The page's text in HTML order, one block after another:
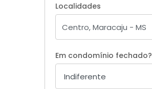
Localidades
Em condomínio fechado?